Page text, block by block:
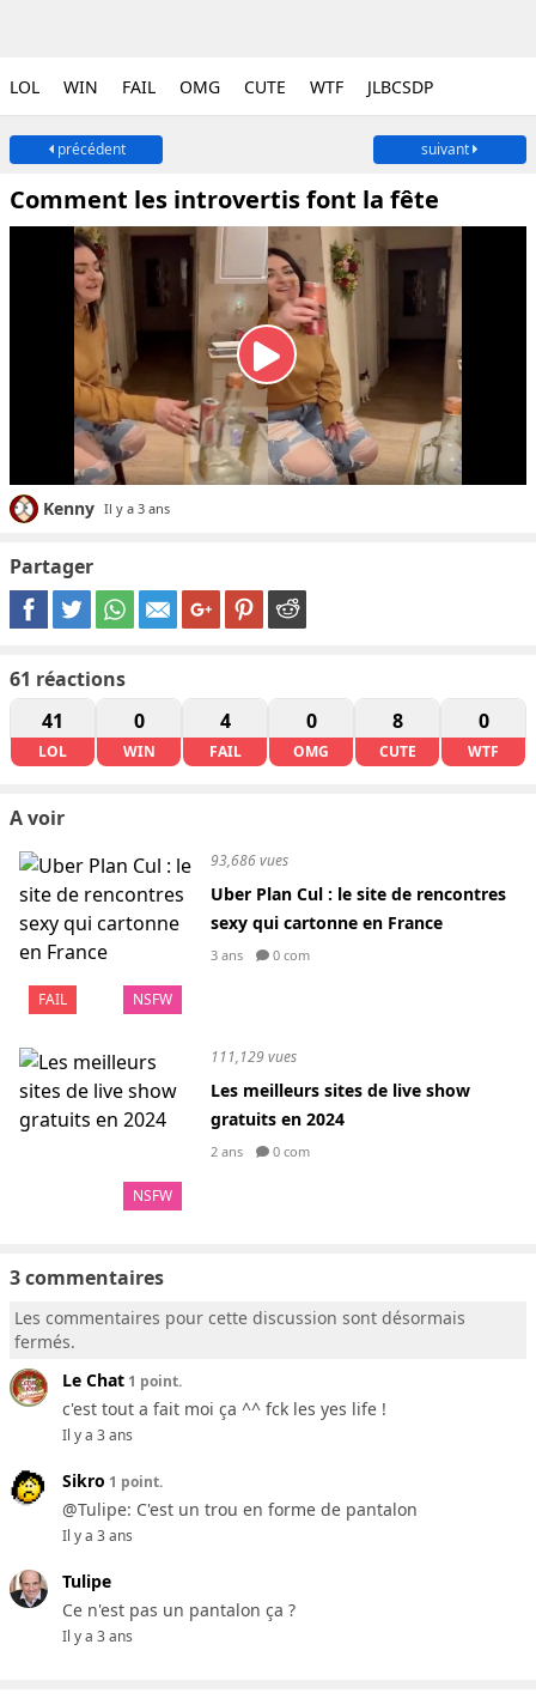
LOL WIN FAIL OMG CUTE WTF JLBCSDP
précédent suivant
Comment les introvertis font la fête
Kenny Il y a 3 ans
Partager
61 réactions
41
LOL
0
WIN
4
FAIL
0
OMG
8
CUTE
0
WTF
A voir
FAIL NSFW
93,686 vues
Uber Plan Cul : le site de rencontres
sexy qui cartonne en France
3 ans 0 com
NSFW
111,129 vues
Les meilleurs sites de live show
gratuits en 2024
2 ans 0 com
3 commentaires
Les commentaires pour cette discussion sont désormais
fermés.
Le Chat 1 point.
c'est tout a fait moi ça ^^ fck les yes life !
Il y a 3 ans
Sikro 1 point.
@Tulipe: C'est un trou en forme de pantalon
Il y a 3 ans
Tulipe
Ce n'est pas un pantalon ça ?
Il y a 3 ans